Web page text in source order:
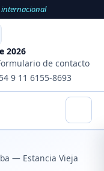
2026
de contacto
9 11 6155-8693
— Estancia Vieja